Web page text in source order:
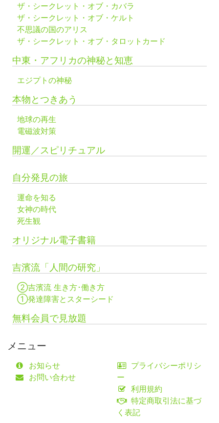
ザ・シークレット・オブ・カバラ
ザ・シークレット・オブ・ケルト
不思議の国のアリス
ザ・シークレット・オブ・タロットカード
中東・アフリカの神秘と知恵
エジプトの神秘
本物とつきあう
地球の再生
電磁波対策
開運／スピリチュアル
自分発見の旅
運命を知る
女神の時代
死生観
オリジナル電子書籍
吉濱流「人間の研究」
②吉濱流 生き方･働き方
①発達障害とスターシード
無料会員で見放題
メニュー
お知らせ
お問い合わせ
プライバシーポリシ
ー
利用規約
特定商取引法に基づ
く表記